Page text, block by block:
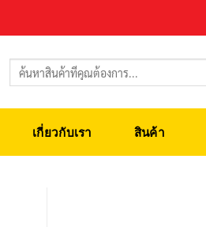
ค้นหา:
เกี่ยวกับเรา สินค้า